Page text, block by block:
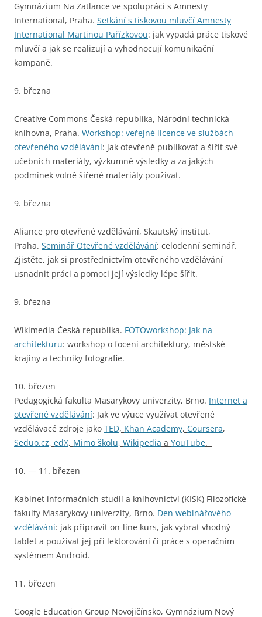
Gymnázium Na Zatlance ve spolupráci s Amnesty
International, Praha. Setkání s tiskovou mluvčí Amnesty
International Martinou Pařízkovou: jak vypadá práce tiskové
mluvčí a jak se realizují a vyhodnocují komunikační
kampaně.
9. března
Creative Commons Česká republika, Národní technická
knihovna, Praha. Workshop: veřejné licence ve službách
otevřeného vzdělávání: jak otevřeně publikovat a šířit své
učebních materiály, výzkumné výsledky a za jakých
podmínek volně šířené materiály používat.
9. března
Aliance pro otevřené vzdělávání, Skautský institut,
Praha. Seminář Otevřené vzdělávání: celodenní seminář.
Zjistěte, jak si prostřednictvím otevřeného vzdělávání
usnadnit práci a pomoci její výsledky lépe šířit.
9. března
Wikimedia Česká republika. FOTOworkshop: Jak na
architekturu: workshop o focení architektury, městské
krajiny a techniky fotografie.
10. březen
Pedagogická fakulta Masarykovy univerzity, Brno. Internet a
otevřené vzdělávání: Jak ve výuce využívat otevřené
vzdělávacé zdroje jako TED, Khan Academy, Coursera,
Seduo.cz, edX, Mimo školu, Wikipedia a YouTube.
10. — 11. březen
Kabinet informačních studií a knihovnictví (KISK) Filozofické
fakulty Masarykovy univerzity, Brno. Den webinářového
vzdělávání: jak připravit on-line kurs, jak vybrat vhodný
tablet a používat jej při lektorování či práce s operačním
systémem Android.
11. březen
Google Education Group Novojičínsko, Gymnázium Nový